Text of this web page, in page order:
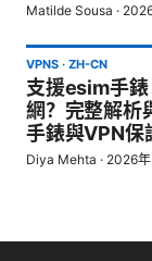
Matilde Sousa ·
VPNS · ZH-CN
支援esim手
網？完整解析
手錶與VPN保
Diya Mehta · 2026